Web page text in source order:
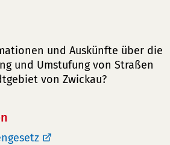
und Auskünfte über die
und Umstufung von Straßen
von Zwickau?